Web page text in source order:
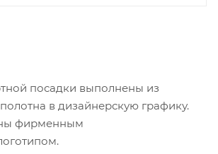
посадки выполнены из
в дизайнерскую графику.
фирменным